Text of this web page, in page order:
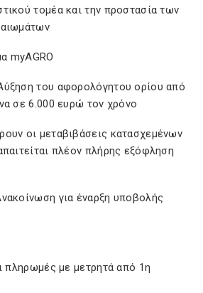
πληρωμές με μετρητά από 1η
τομέα και την προστασία των
myAGRO
του αφορολόγητου ορίου από
σε 6.000 ευρώ τον χρόνο
οι μεταβιβάσεις κατασχεμένων
πλέον πλήρης εξόφληση
για έναρξη υποβολής